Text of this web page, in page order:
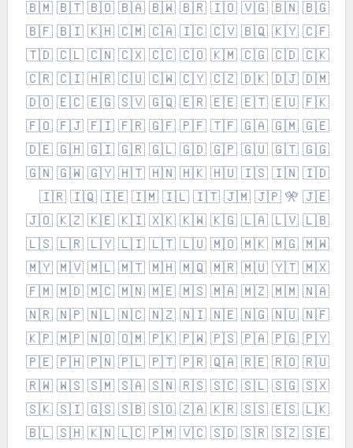
🇧🇲 🇧🇹 🇧🇴 🇧🇦 🇧🇼 🇧🇷 🇮🇴 🇻🇬 🇧🇳 🇧🇬
🇧🇫 🇧🇮 🇰🇭 🇨🇲 🇨🇦 🇮🇨 🇨🇻 🇧🇶 🇰🇾 🇨🇫
🇹🇩 🇨🇱 🇨🇳 🇨🇽 🇨🇨 🇨🇴 🇰🇲 🇨🇬 🇨🇩 🇨🇰
🇨🇷 🇨🇮 🇭🇷 🇨🇺 🇨🇼 🇨🇾 🇨🇿 🇩🇰 🇩🇯 🇩🇲
🇩🇴 🇪🇨 🇪🇬 🇸🇻 🇬🇶 🇪🇷 🇪🇪 🇪🇹 🇪🇺 🇫🇰
🇫🇴 🇫🇯 🇫🇮 🇫🇷 🇬🇫 🇵🇫 🇹🇫 🇬🇦 🇬🇲 🇬🇪
🇩🇪 🇬🇭 🇬🇮 🇬🇷 🇬🇱 🇬🇩 🇬🇵 🇬🇺 🇬🇹 🇬🇬
🇬🇳 🇬🇼 🇬🇾 🇭🇹 🇭🇳 🇭🇰 🇭🇺 🇮🇸 🇮🇳 🇮🇩
🇮🇷 🇮🇶 🇮🇪 🇮🇲 🇮🇱 🇮🇹 🇯🇲 🇯🇵 🎌 🇯🇪
🇯🇴 🇰🇿 🇰🇪 🇰🇮 🇽🇰 🇰🇼 🇰🇬 🇱🇦 🇱🇻 🇱🇧
🇱🇸 🇱🇷 🇱🇾 🇱🇮 🇱🇹 🇱🇺 🇲🇴 🇲🇰 🇲🇬 🇲🇼
🇲🇾 🇲🇻 🇲🇱 🇲🇹 🇲🇭 🇲🇶 🇲🇷 🇲🇺 🇾🇹 🇲🇽
🇫🇲 🇲🇩 🇲🇨 🇲🇳 🇲🇪 🇲🇸 🇲🇦 🇲🇿 🇲🇲 🇳🇦
🇳🇷 🇳🇵 🇳🇱 🇳🇨 🇳🇿 🇳🇮 🇳🇪 🇳🇬 🇳🇺 🇳🇫
🇰🇵 🇲🇵 🇳🇴 🇴🇲 🇵🇰 🇵🇼 🇵🇸 🇵🇦 🇵🇬 🇵🇾
🇵🇪 🇵🇭 🇵🇳 🇵🇱 🇵🇹 🇵🇷 🇶🇦 🇷🇪 🇷🇴 🇷🇺
🇷🇼 🇼🇸 🇸🇲 🇸🇦 🇸🇳 🇷🇸 🇸🇨 🇸🇱 🇸🇬 🇸🇽
🇸🇰 🇸🇮 🇬🇸 🇸🇧 🇸🇴 🇿🇦 🇰🇷 🇸🇸 🇪🇸 🇱🇰
🇧🇱 🇸🇭 🇰🇳 🇱🇨 🇵🇲 🇻🇨 🇸🇩 🇸🇷 🇸🇿 🇸🇪